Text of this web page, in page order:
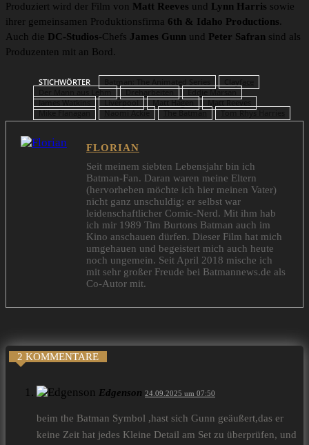
Produziert wird der Film von Matt Reeves und Lynn Harris sowie
ihrer gemeinsamen Produktionsfirma 6th & Idaho Productions.
Auch die DC-Studios-Chefs James Gunn und Peter Safran sind als
Produzenten mit an Bord.
STICHWÖRTER
Der Mann aus Lehm
Dreharbeiten
Eddie Marsan
James Watkins
Liverpool Matt Hagen
Matt Reeves
Mike Flanagan
Naomi Ackie The Batman Tom Rhys Harries
FLORIAN
Seit meinem siebten Lebensjahr bin ich
Batman-Fan. Daran waren meine Eltern
(hervorheben möchte ich hier meinen Vater)
nicht ganz unschuldig: er selbst war
leidenschaftlicher Comic-Nerd. Mit ihm hab
ich mir 1989 Tim Burtons Batman auch im
Kino anschauen dürfen. Dieser Film hat mich
umgehauen und begeistert mich auch heute
noch ungemein. Seit April 2018 mische ich
mit sehr großer Freude bei Batmannews.de als
Co-Autor mit.
2 KOMMENTARE
Edgenson 24.09.2025 um 07:50
beim the Batman Symbol ,hast sich Gunn geäußert,das er
keine Zeit hat jedes Kleine Detail am Set zu überprüfen, und